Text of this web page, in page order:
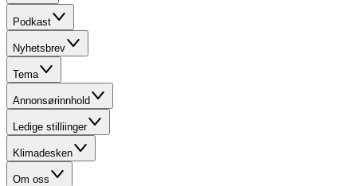
Podkast
Nyhetsbrev
Tema
Annonsørinnhold
Ledige stilliinger
Klimadesken
Om oss